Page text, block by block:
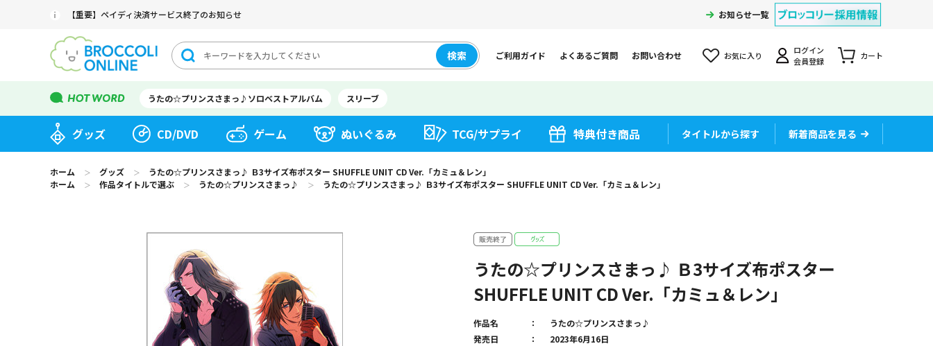
【重要】ペイディ決済サービス終了のお知らせ お知らせ一覧
検索 ご利用ガイド よくあるご質問 お問い合わせ お気に入り
ログイン
会員登録
カート
うたの☆プリンスさまっ♪ソロベストアルバム スリーブ
グッズ CD/DVD ゲーム ぬいぐるみ TCG/サプライ 特典付き商品 タイトルから探す 新着商品を見る
ホーム ＞ グッズ ＞
うたの☆プリンスさまっ♪ Ｂ3サイズ布ポスター SHUFFLE UNIT CD Ver.「カミュ＆レン」
ホーム
＞ 作品タイトルで選ぶ ＞ うたの☆プリンスさまっ♪ ＞ うたの☆プリンスさまっ♪ Ｂ3サイズ布ポスター SHUFFLE UNIT CD Ver.「カミュ＆レン」
うたの☆プリンスさまっ♪ Ｂ3サイズ布ポスター
SHUFFLE UNIT CD Ver.「カミュ＆レン」
作品名
うたの☆プリンスさまっ♪
発売日
2023年6月16日